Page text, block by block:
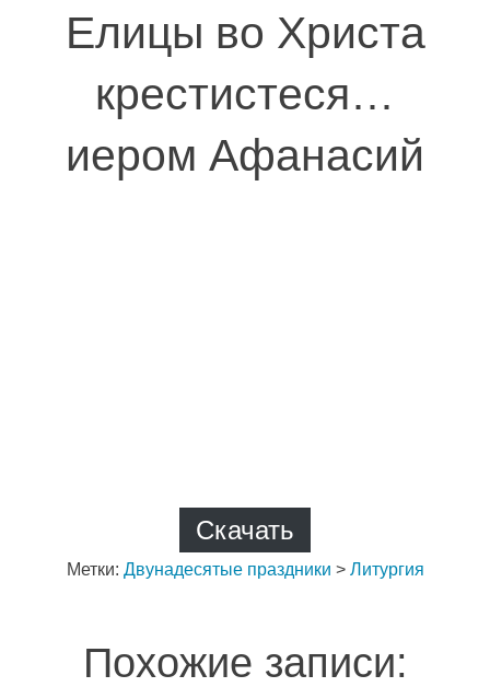
Елицы во Христа
крестистеся…
иером Афанасий
Скачать
Метки: Двунадесятые праздники > Литургия
Похожие записи: